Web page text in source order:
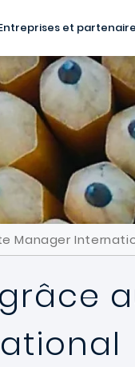
et
Manager